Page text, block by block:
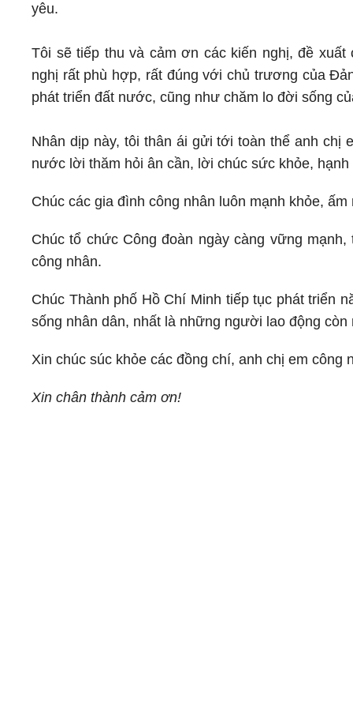
yêu.
Tôi sẽ tiếp thu và cảm ơn các kiến nghị, đề
nghị rất phù hợp, rất đúng với chủ trương của
phát triển đất nước, cũng như chăm lo đời sống
Nhân dịp này, tôi thân ái gửi tới toàn thể anh chị
nước lời thăm hỏi ân cần, lời chúc sức khỏe, hạnh
Chúc các gia đình công nhân luôn mạnh khỏe,
Chúc tổ chức Công đoàn ngày càng vững
công nhân.
Chúc Thành phố Hồ Chí Minh tiếp tục phát triển
sống nhân dân, nhất là những người lao động còn
Xin chúc súc khỏe các đồng chí, anh chị em công
Xin chân thành cảm ơn!